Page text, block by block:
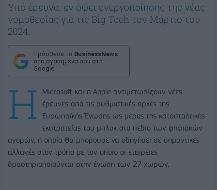
Υπό έρευνα, εν όψει ενεργοποίησης της νέας
νομοθεσίας για τις Big Tech τον Μάρτιο του
2024.
Πρόσθεσε το BusinessNews
στα αγαπημένα σου στη
Google
Η
Microsoft και η Apple αντιμετωπίζουν νέες
έρευνες από τις ρυθμιστικές αρχές της
Ευρωπαϊκής Ένωσης ως μέρος της κατασταλτικής
εκστρατείας του μπλοκ στο πεδίο των ψηφιακών
αγορών, η οποία θα μπορούσε να οδηγήσει σε σημαντικές
αλλαγές στον τρόπο με τον οποίο οι εταιρείες
δραστηριοποιούνται στην ένωση των 27 χωρών.